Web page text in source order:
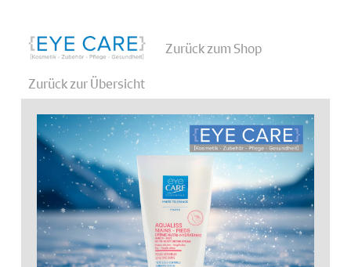
Zurück zum Shop
Zurück zur Übersicht